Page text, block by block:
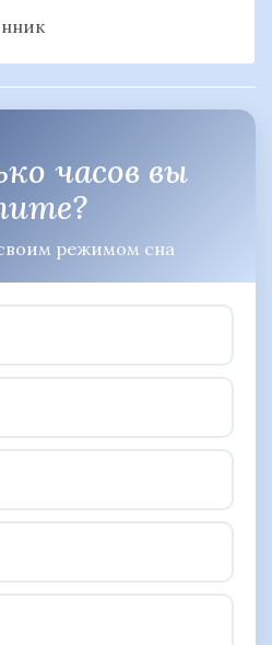
часов вы
режимом сна